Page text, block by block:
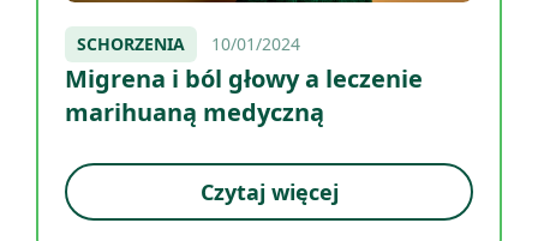
SCHORZENIA 10/01/2024
Migrena i ból głowy a leczenie
marihuaną medyczną
Czytaj więcej